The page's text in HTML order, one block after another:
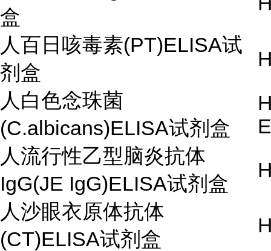
盒
人百日咳毒素(PT)ELISA试
剂盒
人白色念珠菌
(C.albicans)ELISA试剂盒
人流行性乙型脑炎抗体
IgG(JE IgG)ELISA试剂盒
人沙眼衣原体抗体
(CT)ELISA试剂盒